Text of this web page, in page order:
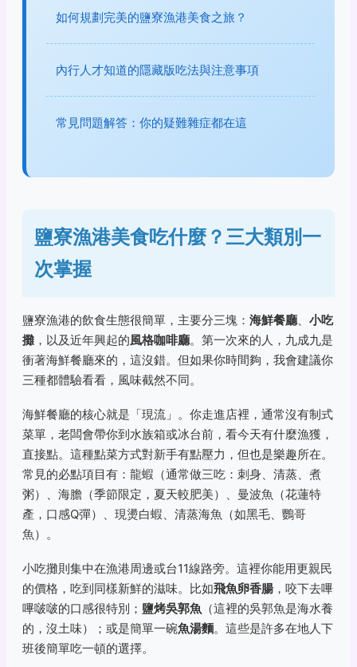
如何規劃完美的鹽寮漁港美食之旅？
內行人才知道的隱藏版吃法與注意事項
常見問題解答：你的疑難雜症都在這
鹽寮漁港美食吃什麼？三大類別一
次掌握
鹽寮漁港的飲食生態很簡單，主要分三塊： 海鮮餐廳、 小吃
攤 ，以及近年興起的風格咖啡廳。第一次來的人，九成九是
衝著海鮮餐廳來的，這沒錯。但如果你時間夠，我會建議你
三種都體驗看看，風味截然不同。
海鮮餐廳的核心就是「現流」。你走進店裡，通常沒有制式
菜單，老闆會帶你到水族箱或冰台前，看今天有什麼漁獲，
直接點。這種點菜方式對新手有點壓力，但也是樂趣所在。
常見的必點項目有：龍蝦（通常做三吃：刺身、清蒸、煮
粥）、海膽（季節限定，夏天較肥美）、曼波魚（花蓮特
產，口感Q彈）、現燙白蝦、清蒸海魚（如黑毛、鸚哥
魚）。
小吃攤則集中在漁港周邊或台11線路旁。這裡你能用更親民
的價格，吃到同樣新鮮的滋味。比如飛魚卵香腸 ，咬下去嗶
嗶啵啵的口感很特別； 鹽烤吳郭魚 （這裡的吳郭魚是海水養
的，沒土味）；或是簡單一碗魚湯麵。這些是許多在地人下
班後簡單吃一頓的選擇。